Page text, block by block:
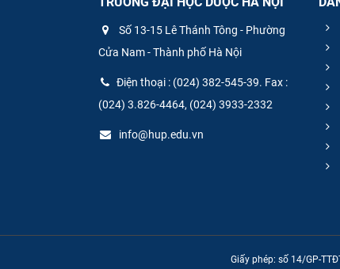
Số 13-15 Lê Thánh Tông - Phường
Cửa Nam - Thành phố Hà Nội
Điện thoại : (024) 382-545-39. Fax :
(024) 3.826-4464, (024) 3933-2332
info@hup.edu.vn
Giấy phép: số 14/GP-